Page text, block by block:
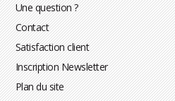
Une question ?
Contact
Satisfaction client
Inscription Newsletter
Plan du site